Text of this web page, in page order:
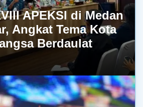
APEKSI di Medan
Angkat Tema Kota
Berdaulat